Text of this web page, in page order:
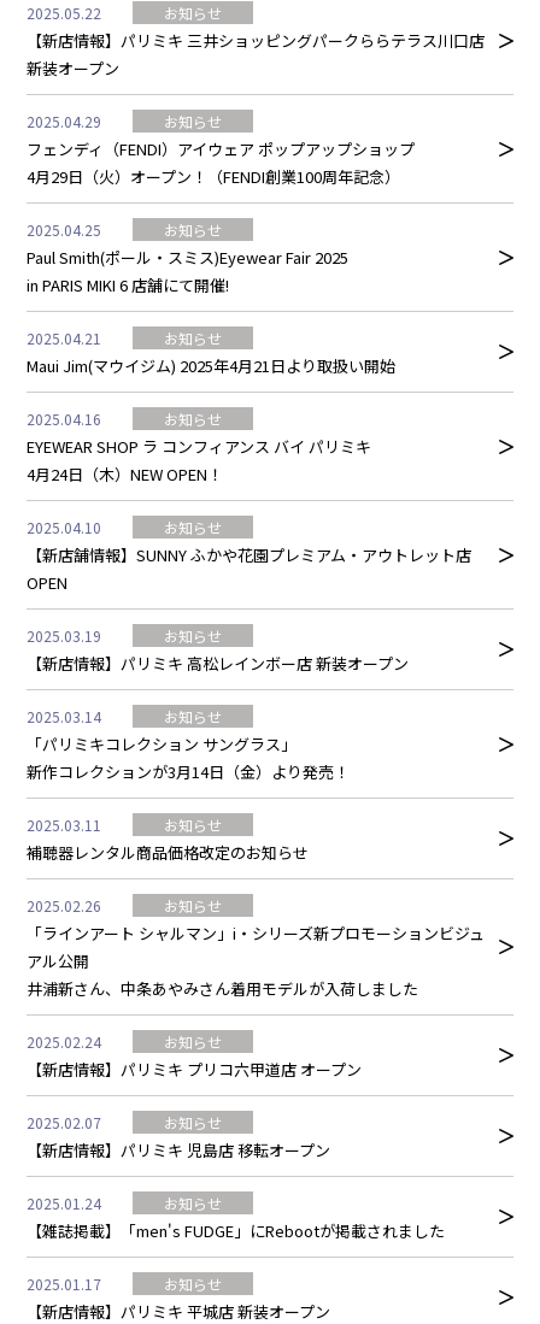
2025.05.22 お知らせ
【新店情報】パリミキ 三井ショッピングパークららテラス川口店
新装オープン
2025.04.29 お知らせ
フェンディ（FENDI）アイウェア ポップアップショップ
4月29日（火）オープン！（FENDI創業100周年記念）
2025.04.25 お知らせ
Paul Smith(ポール・スミス)Eyewear Fair 2025
in PARIS MIKI 6 店舗にて開催!
2025.04.21 お知らせ
Maui Jim(マウイジム) 2025年4月21日より取扱い開始
2025.04.16 お知らせ
EYEWEAR SHOP ラ コンフィアンス バイ パリミキ
4月24日（木）NEW OPEN！
2025.04.10 お知らせ
【新店舗情報】SUNNY ふかや花園プレミアム・アウトレット店
OPEN
2025.03.19 お知らせ
【新店情報】パリミキ 高松レインボー店 新装オープン
2025.03.14 お知らせ
「パリミキコレクション サングラス」
新作コレクションが3月14日（金）より発売！
2025.03.11 お知らせ
補聴器レンタル商品価格改定のお知らせ
2025.02.26 お知らせ
「ラインアート シャルマン」i・シリーズ新プロモーションビジュ
アル公開
井浦新さん、中条あやみさん着用モデルが入荷しました
2025.02.24 お知らせ
【新店情報】パリミキ プリコ六甲道店 オープン
2025.02.07 お知らせ
【新店情報】パリミキ 児島店 移転オープン
2025.01.24 お知らせ
【雑誌掲載】「men's FUDGE」にRebootが掲載されました
2025.01.17 お知らせ
【新店情報】パリミキ 平城店 新装オープン